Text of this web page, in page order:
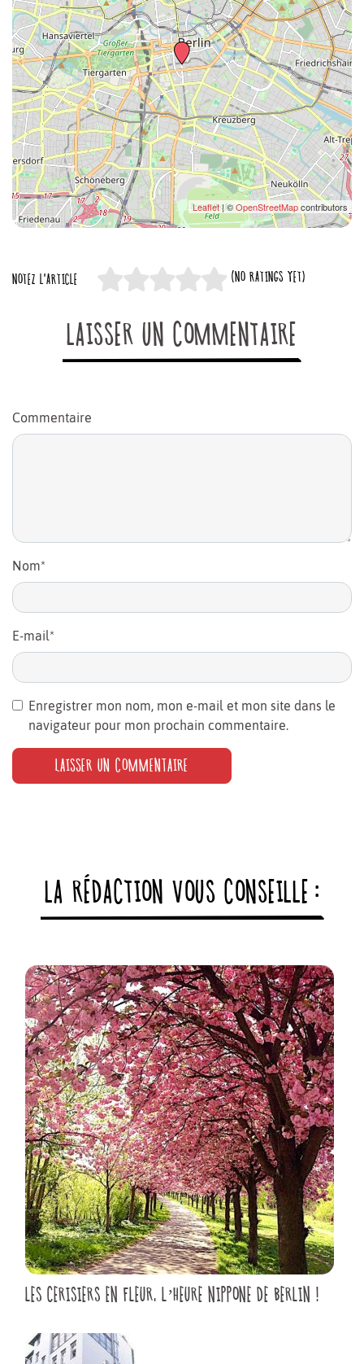
Leaflet| ©OpenStreetMapcontributors
NOTEZ L'ARTICLE (NO RATINGS YET)
LAISSER UN COMMENTAIRE
Commentaire
Nom*
E-mail*
Enregistrer mon nom, mon e-mail et mon site dans le
navigateur pour mon prochain commentaire.
LA RÉDACTION VOUS CONSEILLE :
LES CERISIERS EN FLEUR, L’HEURE NIPPONE DE BERLIN !